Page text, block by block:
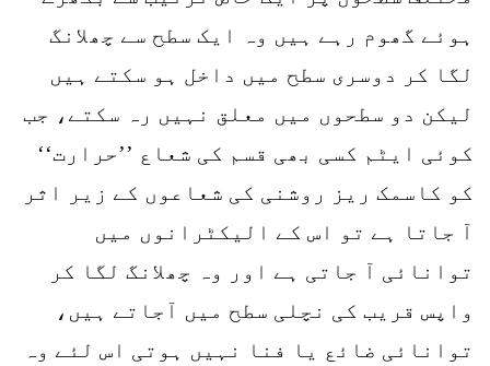
ہوئے گھوم رہے ہیں وہ ایک سطح سے چھلانگ
لگا کر دوسری سطح میں داخل ہو سکتے ہیں
لیکن دو سطحوں میں معلق نہیں رہ سکتے، جب
کوئی ایٹم کسی بھی قسم کی شعاع ’’حرارت‘‘
کو کاسمک ریز روشنی کی شعاعوں کے زیر اثر
آ جاتا ہے تو اس کے الیکٹرانوں میں
توانائی آ جاتی ہے اور وہ چھلانگ لگا کر
واپس قریب کی نچلی سطح میں آجاتے ہیں،
توانائی ضائع یا فنا نہیں ہوتی اس لئے وہ